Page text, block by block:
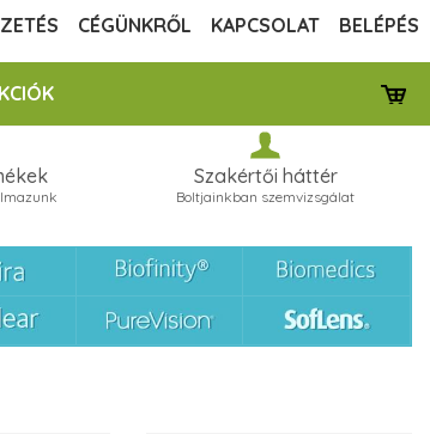
CÉGÜNKRŐL KAPCSOLAT BELÉPÉS
Szakértői háttér
Boltjainkban szemvizsgálat